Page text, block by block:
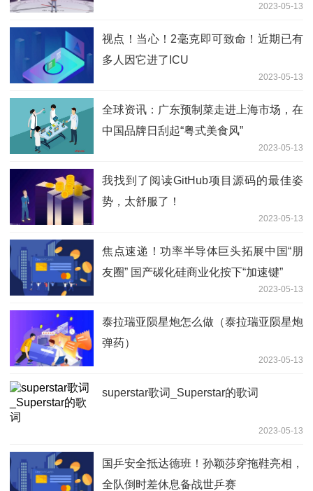
2023-05-13
视点！当心！2毫克即可致命！近期已有
多人因它进了ICU
2023-05-13
全球资讯：广东预制菜走进上海市场，在
中国品牌日刮起“粤式美食风”
2023-05-13
我找到了阅读GitHub项目源码的最佳姿
势，太舒服了！
2023-05-13
焦点速递！功率半导体巨头拓展中国“朋
友圈” 国产碳化硅商业化按下“加速键”
2023-05-13
泰拉瑞亚陨星炮怎么做（泰拉瑞亚陨星炮
弹药）
2023-05-13
superstar歌词_Superstar的歌词
2023-05-13
国乒安全抵达德班！孙颖莎穿拖鞋亮相，
全队倒时差休息备战世乒赛